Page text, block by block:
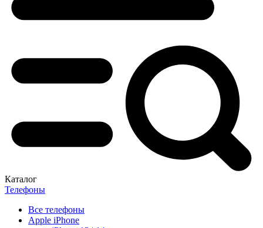
Каталог
Телефоны
Все телефоны
Apple iPhone